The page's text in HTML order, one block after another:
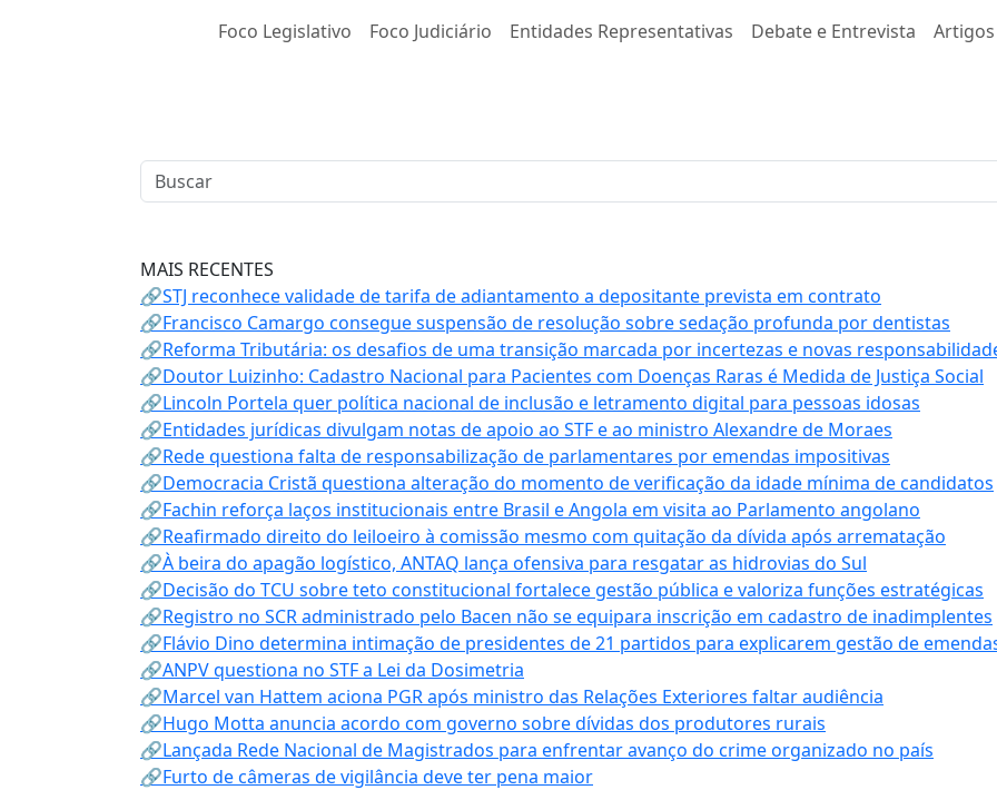
Foco Legislativo Foco Judiciário Entidades Representativas Debate e Entrevista Artigos
MAIS RECENTES
🔗STJ reconhece validade de tarifa de adiantamento a depositante prevista em contrato
🔗Francisco Camargo consegue suspensão de resolução sobre sedação profunda por dentistas
🔗Reforma Tributária: os desafios de uma transição marcada por incertezas e novas
🔗Doutor Luizinho: Cadastro Nacional para Pacientes com Doenças Raras é Medida de Justiça Social
🔗Lincoln Portela quer política nacional de inclusão e letramento digital para pessoas idosas
🔗Entidades jurídicas divulgam notas de apoio ao STF e ao ministro Alexandre de Moraes
🔗Rede questiona falta de responsabilização de parlamentares por emendas impositivas
🔗Democracia Cristã questiona alteração do momento de verificação da idade mínima de candidatos
🔗Fachin reforça laços institucionais entre Brasil e Angola em visita ao Parlamento angolano
🔗Reafirmado direito do leiloeiro à comissão mesmo com quitação da dívida após arrematação
🔗À beira do apagão logístico, ANTAQ lança ofensiva para resgatar as hidrovias do Sul
🔗Decisão do TCU sobre teto constitucional fortalece gestão pública e valoriza funções estratégicas
🔗Registro no SCR administrado pelo Bacen não se equipara inscrição em cadastro de inadimplentes
🔗Flávio Dino determina intimação de presidentes de 21 partidos para explicarem gestão de
🔗ANPV questiona no STF a Lei da Dosimetria
🔗Marcel van Hattem aciona PGR após ministro das Relações Exteriores faltar audiência
🔗Hugo Motta anuncia acordo com governo sobre dívidas dos produtores rurais
🔗Lançada Rede Nacional de Magistrados para enfrentar avanço do crime organizado no país
🔗Furto de câmeras de vigilância deve ter pena maior